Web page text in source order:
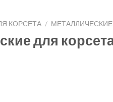
КОРСЕТА /
для